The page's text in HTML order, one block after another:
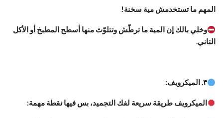
المهم ما تستخدمش مية سخنة!
وخلي بالك إن المية ما ترطّش وتتلوّث منها أسطح المطبخ أو الأكل
التاني.
٣. الميكرويف:
الميكرويف طريقة سريعة لفك التجميد، بس فيها نقطة مهمة: